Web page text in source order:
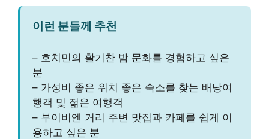
이런 분들께 추천
– 호치민의 활기찬 밤 문화를 경험하고 싶은
분
– 가성비 좋은 위치 좋은 숙소를 찾는 배낭여
행객 및 젊은 여행객
– 부이비엔 거리 주변 맛집과 카페를 쉽게 이
용하고 싶은 분